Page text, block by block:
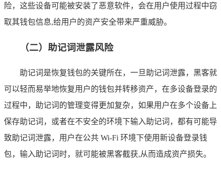
险，这些设备可能被安装了恶意软件，会在用户使用过程中窃
取其钱包信息,给用户的资产安全带来严重威胁。
（二）助记词泄露风险
助记词是恢复钱包的关键所在，一旦助记词泄露，黑客就
可以轻而易举地恢复用户的钱包并转移资产，在多设备登录的
过程中，助记词的管理变得更加复杂，如果用户在多个设备上
保存助记词，或者在不安全的环境下输入助记词，都有可能导
致助记词泄露，用户在公共 Wi-Fi 环境下使用新设备登录钱
包，输入助记词时，就可能被黑客截获,从而造成资产损失。